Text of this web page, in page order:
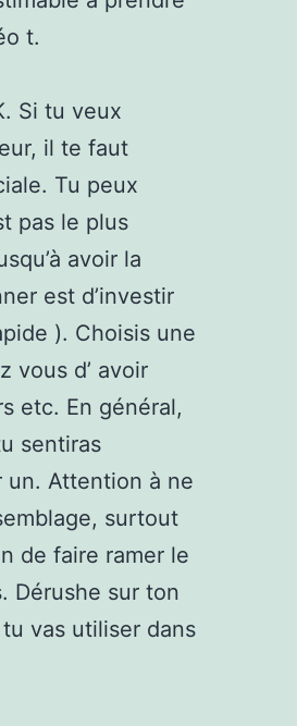
t.
Si tu veux
il te faut
Tu peux
pas le plus
avoir la
est d’investir
). Choisis une
vous d’ avoir
etc. En général,
sentiras
un. Attention à ne
surtout
de faire ramer le
Dérushe sur ton
vas utiliser dans